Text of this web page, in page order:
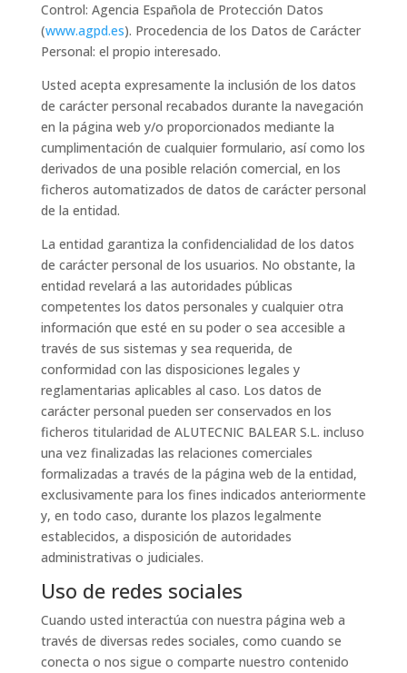
Control: Agencia Española de Protección Datos
(www.agpd.es). Procedencia de los Datos de Carácter
Personal: el propio interesado.
Usted acepta expresamente la inclusión de los datos
de carácter personal recabados durante la navegación
en la página web y/o proporcionados mediante la
cumplimentación de cualquier formulario, así como los
derivados de una posible relación comercial, en los
ficheros automatizados de datos de carácter personal
de la entidad.
La entidad garantiza la confidencialidad de los datos
de carácter personal de los usuarios. No obstante, la
entidad revelará a las autoridades públicas
competentes los datos personales y cualquier otra
información que esté en su poder o sea accesible a
través de sus sistemas y sea requerida, de
conformidad con las disposiciones legales y
reglamentarias aplicables al caso. Los datos de
carácter personal pueden ser conservados en los
ficheros titularidad de ALUTECNIC BALEAR S.L. incluso
una vez finalizadas las relaciones comerciales
formalizadas a través de la página web de la entidad,
exclusivamente para los fines indicados anteriormente
y, en todo caso, durante los plazos legalmente
establecidos, a disposición de autoridades
administrativas o judiciales.
Uso de redes sociales
Cuando usted interactúa con nuestra página web a
través de diversas redes sociales, como cuando se
conecta o nos sigue o comparte nuestro contenido